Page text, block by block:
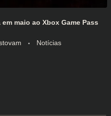
maio ao Xbox Game Pass
Notícias